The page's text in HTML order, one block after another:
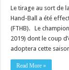
Le tirage au sort de
Hand-Ball a été
(FTHB). Le
2019) dont le coup
adoptera cette
Read More »